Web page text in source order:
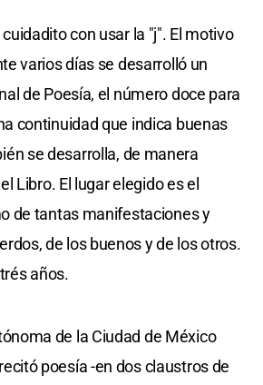
con usar la "j". El motivo
varios días se desarrolló un
de Poesía, el número doce para
continuidad que indica buenas
se desarrolla, de manera
Libro. El lugar elegido es el
de tantas manifestaciones y
de los buenos y de los otros.
años.
de la Ciudad de México
poesía -en dos claustros de